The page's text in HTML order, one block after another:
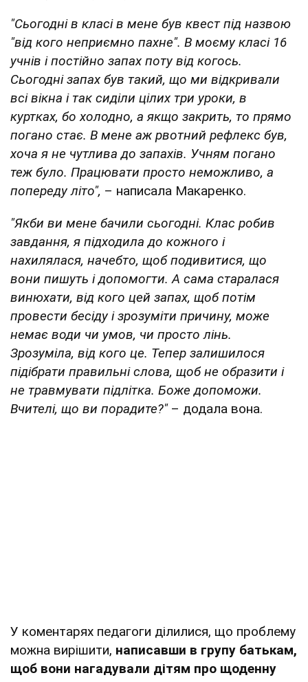
"Сьогодні в класі в мене був квест під назвою
"від кого неприємно пахне". В моєму класі 16
учнів і постійно запах поту від когось.
Сьогодні запах був такий, що ми відкривали
всі вікна і так сиділи цілих три уроки, в
куртках, бо холодно, а якщо закрить, то прямо
погано стає. В мене аж рвотний рефлекс був,
хоча я не чутлива до запахів. Учням погано
теж було. Працювати просто неможливо, а
попереду літо", – написала Макаренко.
"Якби ви мене бачили сьогодні. Клас робив
завдання, я підходила до кожного і
нахилялася, начебто, щоб подивитися, що
вони пишуть і допомогти. А сама старалася
винюхати, від кого цей запах, щоб потім
провести бесіду і зрозуміти причину, може
немає води чи умов, чи просто лінь.
Зрозуміла, від кого це. Тепер залишилося
підібрати правильні слова, щоб не образити і
не травмувати підлітка. Боже допоможи.
Вчителі, що ви порадите?"– додала вона.
У коментарях педагоги ділилися, що проблему
можна вирішити, написавши в групу батькам,
щоб вони нагадували дітям про щоденну